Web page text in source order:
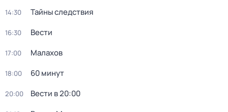
14:30 Тайны следствия
16:30 Вести
17:00 Малахов
18:00 60 минут
20:00 Вести в 20:00